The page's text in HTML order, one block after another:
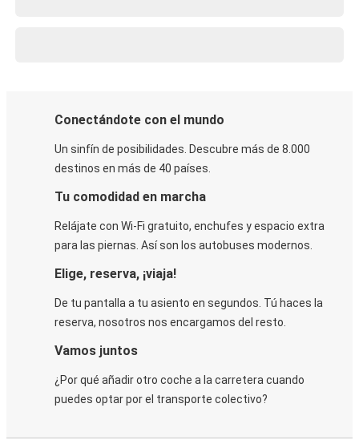
Conectándote con el mundo
Un sinfín de posibilidades. Descubre más de 8.000
destinos en más de 40 países.
Tu comodidad en marcha
Relájate con Wi-Fi gratuito, enchufes y espacio extra
para las piernas. Así son los autobuses modernos.
Elige, reserva, ¡viaja!
De tu pantalla a tu asiento en segundos. Tú haces la
reserva, nosotros nos encargamos del resto.
Vamos juntos
¿Por qué añadir otro coche a la carretera cuando
puedes optar por el transporte colectivo?